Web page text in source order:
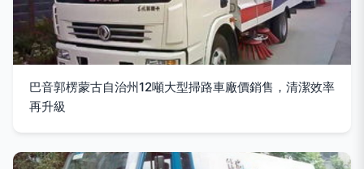
巴音郭楞蒙古自治州12噸大型掃路車廠價銷售，清潔效率
再升級